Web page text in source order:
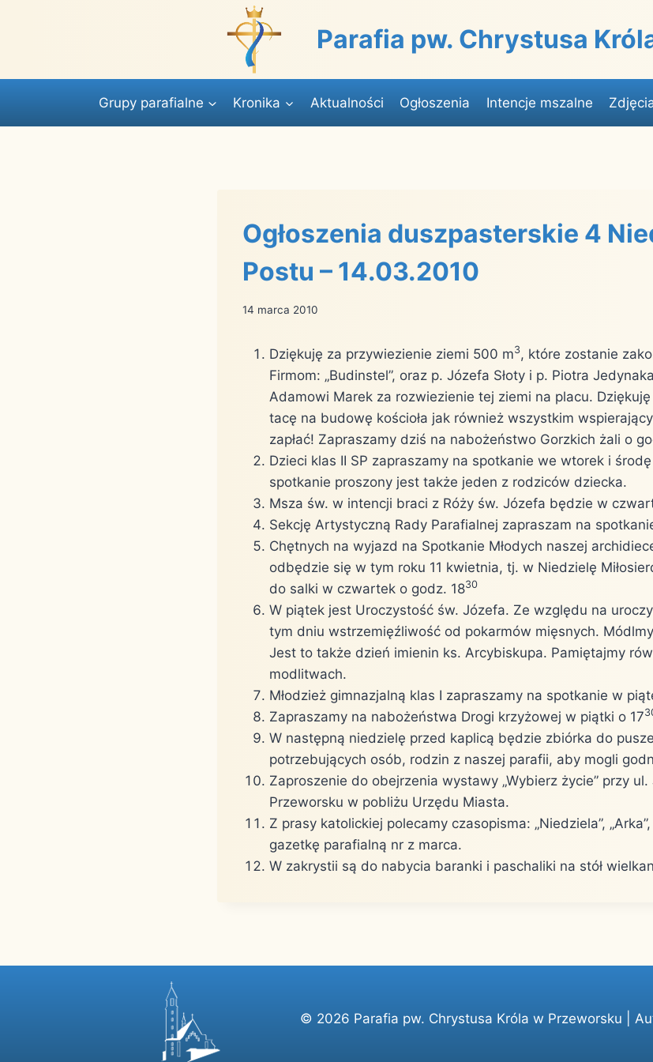
Parafia pw. Chrystusa
Grupy parafialne Kronika Aktualności Ogłoszenia Intencje mszalne
Ogłoszenia duszpasterskie 4
Postu – 14.03.2010
14 marca 2010
Dziękuję za przywiezienie ziemi 500 m3, które zostanie
Firmom: „Budinstel”, oraz p. Józefa Słoty i p. Piotra
Adamowi Marek za rozwiezienie tej ziemi na placu.
tacę na budowę kościoła jak również wszystkim
zapłać! Zapraszamy dziś na nabożeństwo Gorzkich żali o
Dzieci klas II SP zapraszamy na spotkanie we wtorek i
spotkanie proszony jest także jeden z rodziców dziecka.
Msza św. w intencji braci z Róży św. Józefa będzie w
Sekcję Artystyczną Rady Parafialnej zapraszam na
Chętnych na wyjazd na Spotkanie Młodych naszej
odbędzie się w tym roku 11 kwietnia, tj. w Niedzielę
do salki w czwartek o godz. 1830
W piątek jest Uroczystość św. Józefa. Ze względu na
tym dniu wstrzemięźliwość od pokarmów mięsnych.
Jest to także dzień imienin ks. Arcybiskupa. Pamiętajmy
modlitwach.
Młodzież gimnazjalną klas I zapraszamy na spotkanie w
Zapraszamy na nabożeństwa Drogi krzyżowej w piątki o 17
W następną niedzielę przed kaplicą będzie zbiórka do
potrzebujących osób, rodzin z naszej parafii, aby mogli
Zaproszenie do obejrzenia wystawy „Wybierz życie” przy
Przeworsku w pobliżu Urzędu Miasta.
Z prasy katolickiej polecamy czasopisma: „Niedziela”,
gazetkę parafialną nr z marca.
W zakrystii są do nabycia baranki i paschaliki na stół
© 2026 Parafia pw. Chrystusa Króla w Przeworsku |